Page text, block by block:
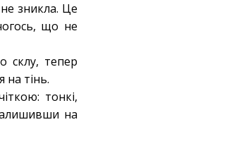
зникла. Це
що не
склу, тепер
тінь.
тонкі,
на